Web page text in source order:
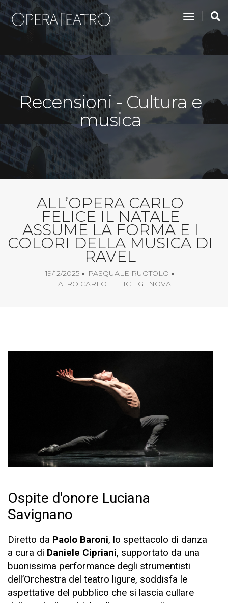
toggle
Recensioni - Cultura e
musica
ALL’OPERA CARLO
FELICE IL NATALE
ASSUME LA FORMA E I
COLORI DELLA MUSICA DI
RAVEL
19/12/2025
PASQUALE RUOTOLO
TEATRO CARLO FELICE GENOVA
Ospite d'onore Luciana
Savignano
Diretto da Paolo Baroni, lo spettacolo di danza
a cura di Daniele Cipriani, supportato da una
buonissima performance degli strumentisti
dell’Orchestra del teatro ligure, soddisfa le
aspettative del pubblico che si lascia cullare